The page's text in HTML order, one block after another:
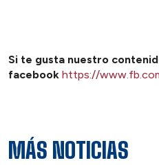
Si te gusta nuestro
facebook https://
MÁS NOTICIAS